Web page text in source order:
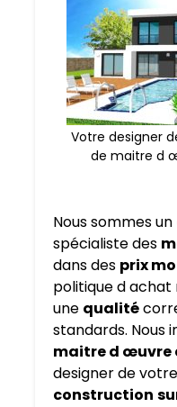
Votre designer
de maitre d
Nous sommes un
spécialiste des
dans des prix
politique d
une qualité
standards. Nous
maitre d œuvre
designer de votre
construction